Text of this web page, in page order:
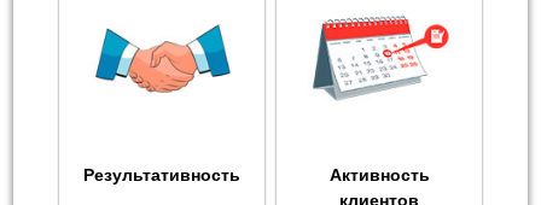
Результативность
Активность
клиентов